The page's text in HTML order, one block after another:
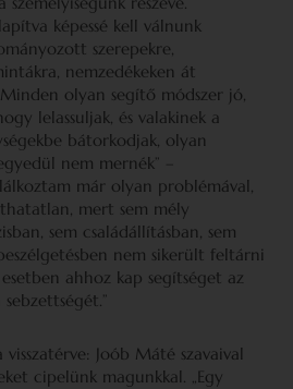
képessé kell válnunk
szerepekre,
nemzedékeken át
olyan segítő módszer jó,
lelassuljak, és valakinek a
bátorkodjak, olyan
nem mernék” –
már olyan problémával,
mert sem mély
sem családállításban, sem
nem sikerült feltárni
ahhoz kap segítséget az
Joób Máté szavaival
cipelünk magunkkal. „Egy